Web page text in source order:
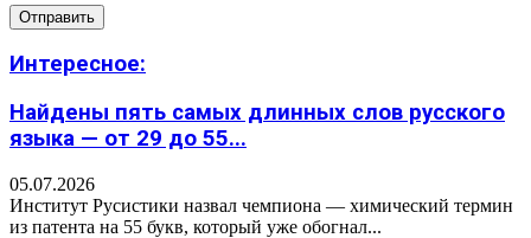
Интересное:
Найдены пять самых длинных слов русского
языка — от 29 до 55...
05.07.2026
Институт Русистики назвал чемпиона — химический термин
из патента на 55 букв, который уже обогнал...